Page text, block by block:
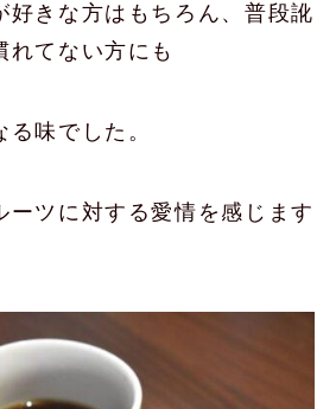
好きな方はもちろん、普段訛
れてない方にも
味でした。
ーツに対する愛情を感じます